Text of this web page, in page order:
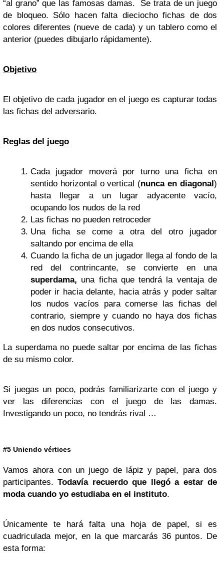
“al grano” que las famosas damas. Se trata de un juego
de bloqueo. Sólo hacen falta dieciocho fichas de dos
colores diferentes (nueve de cada) y un tablero como el
anterior (puedes dibujarlo rápidamente).
Objetivo
El objetivo de cada jugador en el juego es capturar todas
las fichas del adversario.
Reglas del juego
Cada jugador moverá por turno una ficha en
sentido horizontal o vertical (nunca en diagonal)
hasta llegar a un lugar adyacente vacío,
ocupando los nudos de la red
Las fichas no pueden retroceder
Una ficha se come a otra del otro jugador
saltando por encima de ella
Cuando la ficha de un jugador llega al fondo de la
red del contrincante, se convierte en una
superdama, una ficha que tendrá la ventaja de
poder ir hacia delante, hacia atrás y poder saltar
los nudos vacíos para comerse las fichas del
contrario, siempre y cuando no haya dos fichas
en dos nudos consecutivos.
La superdama no puede saltar por encima de las fichas
de su mismo color.
Si juegas un poco, podrás familiarizarte con el juego y
ver las diferencias con el juego de las damas.
Investigando un poco, no tendrás rival …
#5 Uniendo vértices
Vamos ahora con un juego de lápiz y papel, para dos
participantes.Todavía recuerdo que llegó a estar de
moda cuando yo estudiaba en el instituto.
Únicamente te hará falta una hoja de papel, si es
cuadriculada mejor, en la que marcarás 36 puntos. De
esta forma: